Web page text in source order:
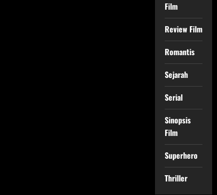
Film
Review Film
Romantis
Sejarah
Serial
Sinopsis
Film
Superhero
Thriller